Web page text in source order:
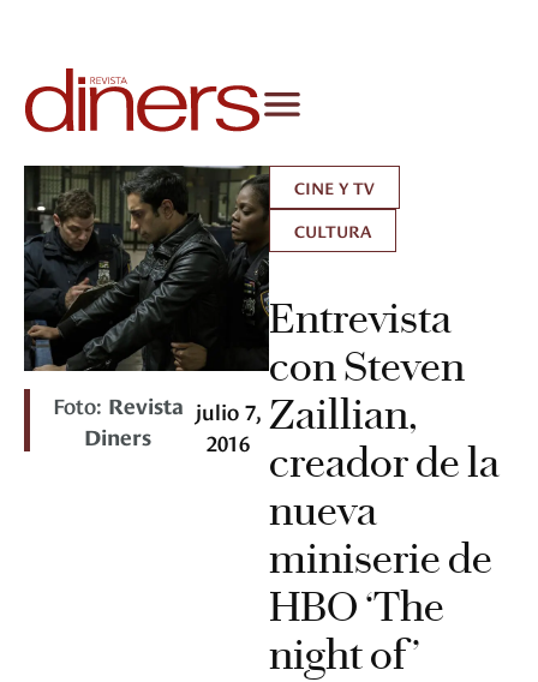
Foto: Revista
Diners
julio 7,
2016
CINE Y TV
CULTURA
Entrevista
con Steven
Zaillian,
creador de la
nueva
miniserie de
HBO ‘The
night of’